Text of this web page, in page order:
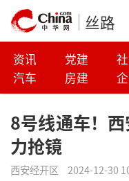
丝路
资讯 党建
汽车
房建
​8号线通车！
力抢镜
西安经开区 2024-12-30